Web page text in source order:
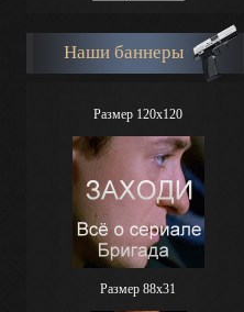
Наши баннеры
Размер 120x120
Размер 88х31